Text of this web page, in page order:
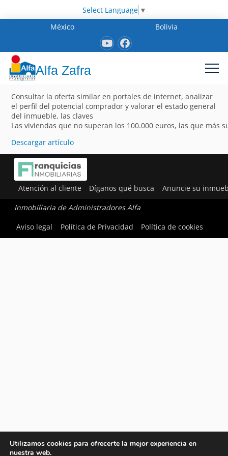
Select Language ▼
México
Bolivia
Alfa Zafra
Consultar la oferta similar en portales de internet, analizar
el perfil del potencial comprador y valorar el estado general
del inmueble, las claves
Las viviendas que no superan los 100.000 euros, las que más
Descargar artículo
Atención al cliente Díganos qué busca Anuncie su
Inmobiliaria de Administradores Alfa
Aviso legal
Política de Privacidad Política de cookies
Utilizamos cookies para ofrecerte la mejor experiencia en
nuestra web.